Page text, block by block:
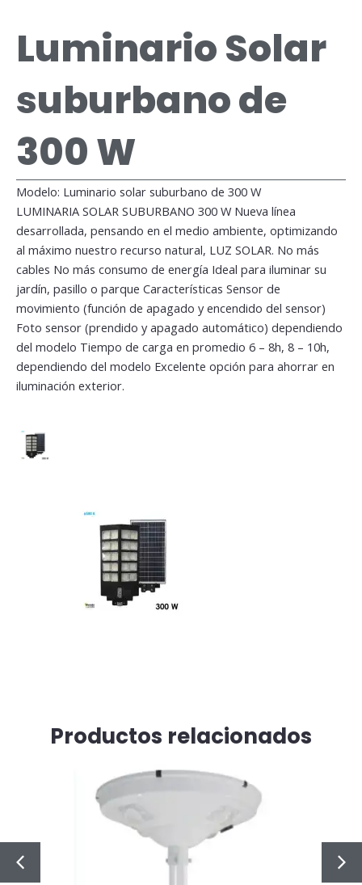
Luminario Solar
suburbano de
300 W
Modelo: Luminario solar suburbano de 300 W
LUMINARIA SOLAR SUBURBANO 300 W Nueva línea
desarrollada, pensando en el medio ambiente, optimizando
al máximo nuestro recurso natural, LUZ SOLAR. No más
cables No más consumo de energía Ideal para iluminar su
jardín, pasillo o parque Características Sensor de
movimiento (función de apagado y encendido del sensor)
Foto sensor (prendido y apagado automático) dependiendo
del modelo Tiempo de carga en promedio 6 – 8h, 8 – 10h,
dependiendo del modelo Excelente opción para ahorrar en
iluminación exterior.
Productos relacionados